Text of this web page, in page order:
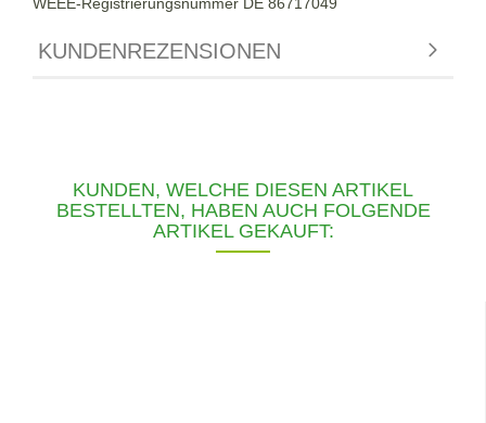
KUNDENREZENSIONEN
KUNDEN, WELCHE DIESEN ARTIKEL
BESTELLTEN, HABEN AUCH FOLGENDE
ARTIKEL GEKAUFT: